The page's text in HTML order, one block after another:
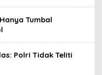
Tumbal
Polri Tidak Teliti